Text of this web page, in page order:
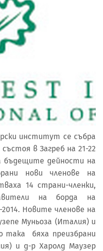
институт се събра
в Загреб на 21-22
бъдещите дейности на
нови членове на
14 страни-членки,
на борда на
Новите членове на
Муньоза (Италия) и
така бяха преизбрани
и д-р Харолд Маузер